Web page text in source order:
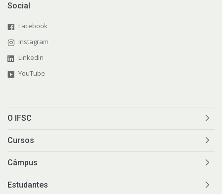
Social
Facebook
Instagram
LinkedIn
YouTube
O IFSC
Cursos
Câmpus
Estudantes